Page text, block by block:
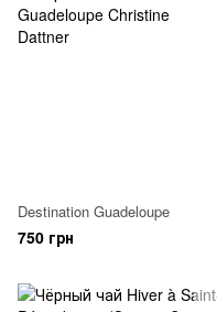
Destination Guadeloupe
750 грн